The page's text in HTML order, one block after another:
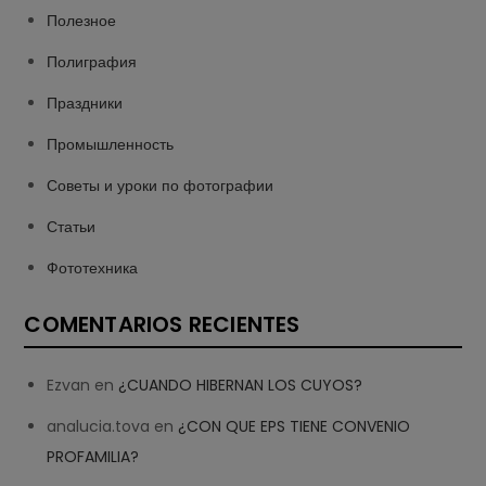
Полезное
Полиграфия
Праздники
Промышленность
Советы и уроки по фотографии
Статьи
Фототехника
COMENTARIOS RECIENTES
Ezvan en ¿CUANDO HIBERNAN LOS CUYOS?
analucia.tova en ¿CON QUE EPS TIENE CONVENIO
PROFAMILIA?